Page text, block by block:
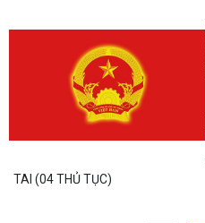
TAI (04 THỦ TỤC)